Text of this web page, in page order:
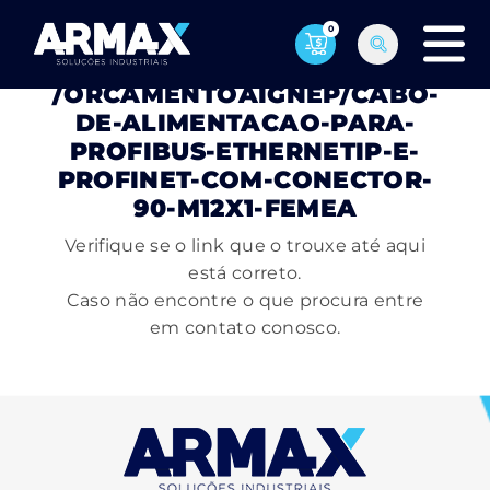
0
PÁGINA NÃO ENCONTRADA
/ORCAMENTOAIGNEP/CABO-
DE-ALIMENTACAO-PARA-
PROFIBUS-ETHERNETIP-E-
PROFINET-COM-CONECTOR-
90-M12X1-FEMEA
Verifique se o link que o trouxe até aqui
está correto.
Caso não encontre o que procura entre
em contato conosco.